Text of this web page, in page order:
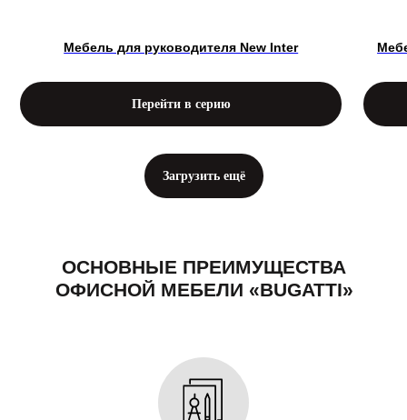
Мебель для руководителя New Inter
Перейти в серию
Загрузить ещё